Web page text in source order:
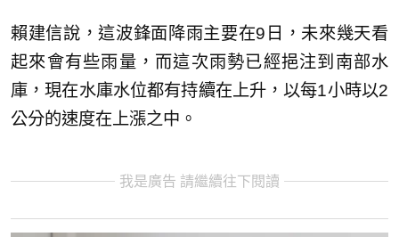
賴建信說，這波鋒面降雨主要在9日，未來幾天看
起來會有些雨量，而這次雨勢已經挹注到南部水
庫，現在水庫水位都有持續在上升，以每1小時以2
公分的速度在上漲之中。
我是廣告 請繼續往下閱讀